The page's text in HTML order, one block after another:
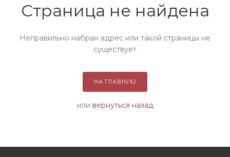
Страница не найдена
Неправильно набран адрес или такой страницы не
существует
НА ГЛАВНУЮ
или вернуться назад